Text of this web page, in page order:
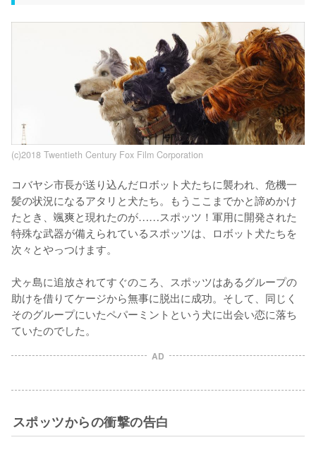
(c)2018 Twentieth Century Fox Film Corporation
コバヤシ市長が送り込んだロボット犬たちに襲われ、危機一
髪の状況になるアタリと犬たち。もうここまでかと諦めかけ
たとき、颯爽と現れたのが……スポッツ！軍用に開発された
特殊な武器が備えられているスポッツは、ロボット犬たちを
次々とやっつけます。
犬ヶ島に追放されてすぐのころ、スポッツはあるグループの
助けを借りてケージから無事に脱出に成功。そして、同じく
そのグループにいたペパーミントという犬に出会い恋に落ち
ていたのでした。
AD
スポッツからの衝撃の告白